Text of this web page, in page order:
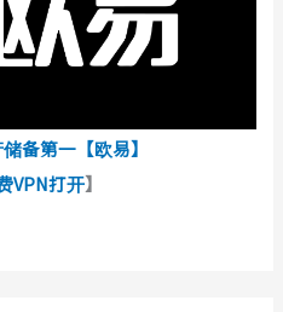
备第一【欧易】
VPN打开】